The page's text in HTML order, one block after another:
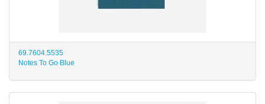
69.7604.5535
Notes To Go Blue